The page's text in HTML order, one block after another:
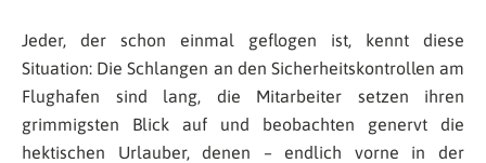
Jeder, der schon einmal geflogen ist, kennt diese
Situation: Die Schlangen an den Sicherheitskontrollen am
Flughafen sind lang, die Mitarbeiter setzen ihren
grimmigsten Blick auf und beobachten genervt die
hektischen Urlauber, denen – endlich vorne in der